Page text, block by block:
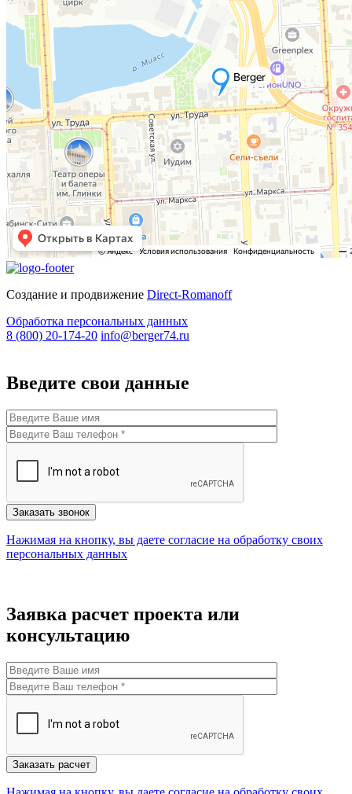
Создание и продвижение Direct-Romanoff
Обработка персональных данных
8 (800) 20-174-20 info@berger74.ru
Введите свои данные
Нажимая на кнопку, вы даете согласие на обработку своих
персональных данных
Заявка расчет проекта или
консультацию